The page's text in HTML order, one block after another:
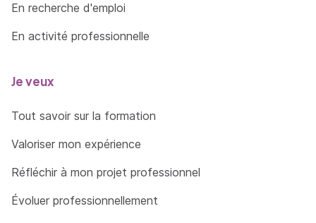
En recherche d'emploi
En activité professionnelle
Je veux
Tout savoir sur la formation
Valoriser mon expérience
Réfléchir à mon projet professionnel
Évoluer professionnellement